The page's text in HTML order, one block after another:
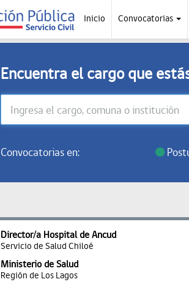
Inicio Convocatorias
Encuentra el cargo que
Convocatorias en:
Director/a Hospital de Ancud
Servicio de Salud Chiloé
Ministerio de Salud
Región de Los Lagos